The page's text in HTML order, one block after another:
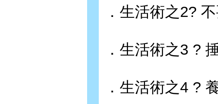
．生活術之2?
．生活術之3 ?
．生活術之4 ?